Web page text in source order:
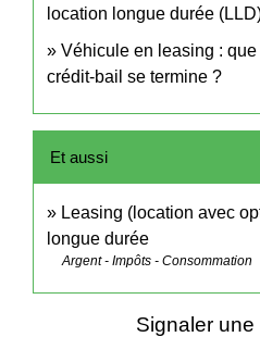
location longue durée
Véhicule en leasing :
crédit-bail se termine ?
Et aussi
Leasing (location avec
longue durée
Argent - Impôts - Consommation
Signaler